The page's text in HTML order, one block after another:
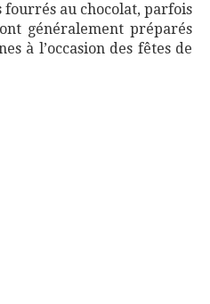
au chocolat, parfois
généralement préparés
à l’occasion des fêtes de